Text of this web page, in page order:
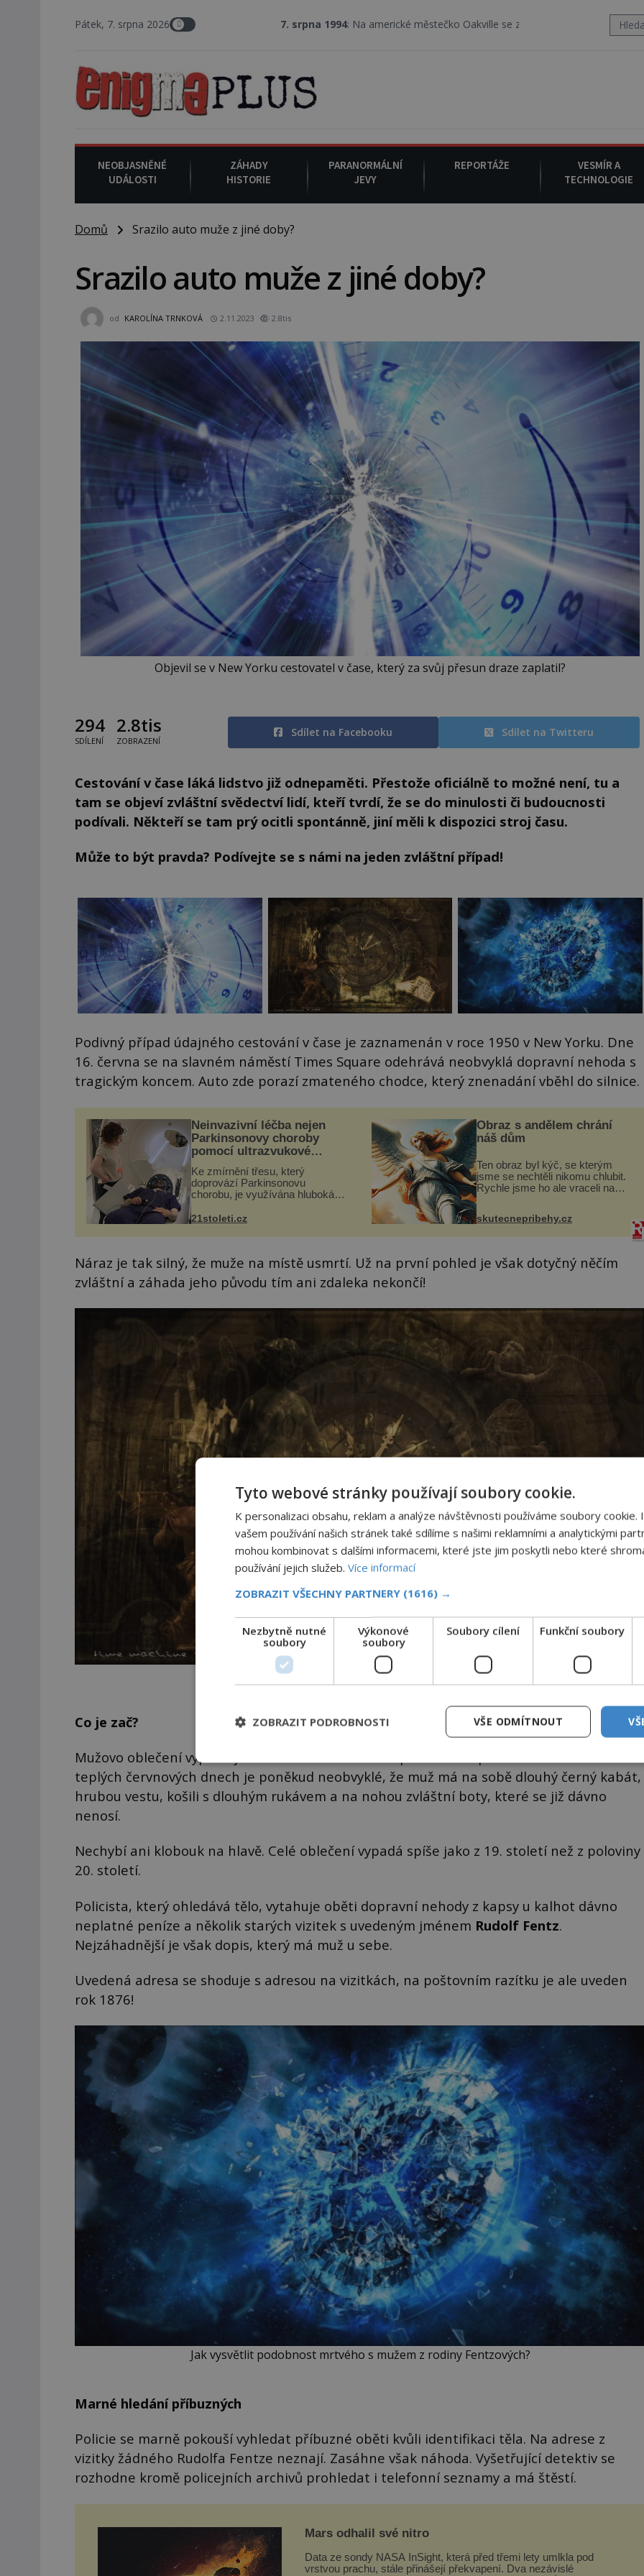
Pátek, 7. srpna 2026 : Na americké městečko Oakville se z nebe snáší podivná rosolovitá látka
NEOBJASNĚNÉ
UDÁLOSTI
ZÁHADY
HISTORIE
PARANORMÁLNÍ
JEVY
REPORTÁŽE
VESMÍR A
TECHNOLOGIE
Domů Srazilo auto muže z jiné doby?
Srazilo auto muže z jiné doby?
od KAROLÍNA TRNKOVÁ 2.11.2023 2.8tis
Objevil se v New Yorku cestovatel v čase, který za svůj přesun draze zaplatil?
294
SDÍLENÍ
2.8tis
ZOBRAZENÍ
Sdílet na Facebooku Sdílet na Twitteru
Cestování v čase láká lidstvo již odnepaměti. Přestože oficiálně to možné není, tu a
tam se objeví zvláštní svědectví lidí, kteří tvrdí, že se do minulosti či budoucnosti
podívali. Někteří se tam prý ocitli spontánně, jiní měli k dispozici stroj času.
Může to být pravda? Podívejte se s námi na jeden zvláštní případ!
Podivný případ údajného cestování v čase je zaznamenán v roce 1950 v New Yorku. Dne
16. června se na slavném náměstí Times Square odehrává neobvyklá dopravní nehoda s
tragickým koncem. Auto zde porazí zmateného chodce, který znenadání vběhl do silnice.
Neinvazivní léčba nejen
Parkinsonovy choroby
pomocí ultrazvukové
„helmy“
Ke zmírnění třesu, který
doprovází Parkinsonovu
chorobu, je využívána hluboká
vyžaduje vysoce invazivní
vhodný k dostatečně přesnému
21stoleti.cz
Obraz s andělem chrání
náš dům
Ten obraz byl kýč, se kterým
jsme se nechtěli nikomu chlubit.
Rychle jsme ho ale vraceli na
domek na severu Čech, kde
skutecnepribehy.cz
Náraz je tak silný, že muže na místě usmrtí. Už na první pohled je však dotyčný něčím
zvláštní a záhada jeho původu tím ani zdaleka nekončí!
Šlo o nějaký omyl nebo byl muž skutečně z jiné doby?
Co je zač?
Mužovo oblečení vypadá jako ze starého filmu a naprosto neodpovídá roční době. V
teplých červnových dnech je poněkud neobvyklé, že muž má na sobě dlouhý černý kabát,
hrubou vestu, košili s dlouhým rukávem a na nohou zvláštní boty, které se již dávno
nenosí.
Nechybí ani klobouk na hlavě. Celé oblečení vypadá spíše jako z 19. století než z poloviny
20. století.
Policista, který ohledává tělo, vytahuje oběti dopravní nehody z kapsy u kalhot dávno
neplatné peníze a několik starých vizitek s uvedeným jménem Rudolf Fentz.
Nejzáhadnější je však dopis, který má muž u sebe.
Uvedená adresa se shoduje s adresou na vizitkách, na poštovním razítku je ale uveden
rok 1876!
Jak vysvětlit podobnost mrtvého s mužem z rodiny Fentzových?
Marné hledání příbuzných
Policie se marně pokouší vyhledat příbuzné oběti kvůli identifikaci těla. Na adrese z
vizitky žádného Rudolfa Fentze neznají. Zasáhne však náhoda. Vyšetřující detektiv se
rozhodne kromě policejních archivů prohledat i telefonní seznamy a má štěstí.
Mars odhalil své nitro
Data ze sondy NASA InSight, která před třemi lety umlkla pod
vrstvou prachu, stále přinášejí překvapení. Dva nezávislé
Tyto webové stránky používají soubory cookie.
K personalizaci obsahu, reklam a analýze návštěvnosti používáme soubory cookie.
vašem používání našich stránek také sdílíme s našimi reklamními a analytickými
mohou kombinovat s dalšími informacemi, které jste jim poskytli nebo které
používání jejich služeb. Více informací
ZOBRAZIT VŠECHNY PARTNERY (1616) →
Nezbytně nutné
soubory
Výkonové
soubory
Soubory cílení Funkční soubory
VŠE ODMÍTNOUT
ZOBRAZIT PODROBNOSTI